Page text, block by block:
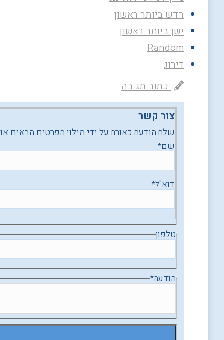
חדש ביותר ראשון
ישן ביותר ראשון
Random
דירוג
כתוב תגובה
צור קשר
שלח הודעה כאורח על ידי מילוי הפרטים הבאים או
שם*
דוא"ל*
טלפון
הודעה*